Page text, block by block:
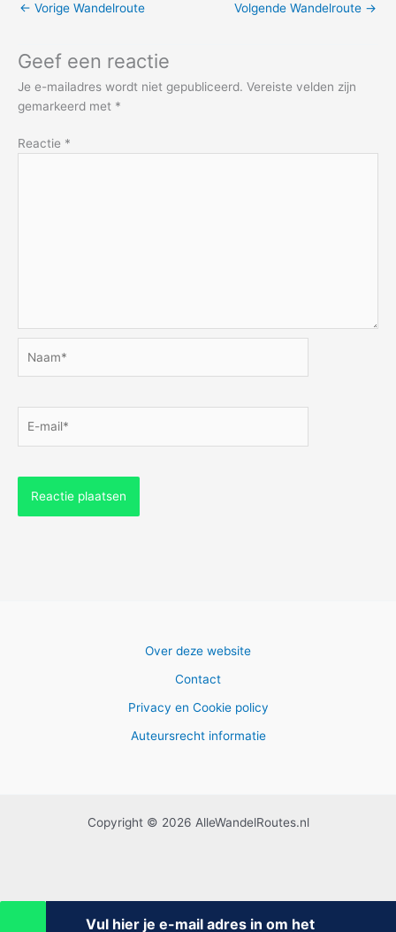
← Vorige Wandelroute Volgende Wandelroute →
Geef een reactie
Je e-mailadres wordt niet gepubliceerd. Vereiste velden zijn
gemarkeerd met *
Reactie *
mail*
Over deze website
Contact
Privacy en Cookie policy
Auteursrecht informatie
Copyright © 2026 AlleWandelRoutes.nl
Vul hier je e-mail adres in om het